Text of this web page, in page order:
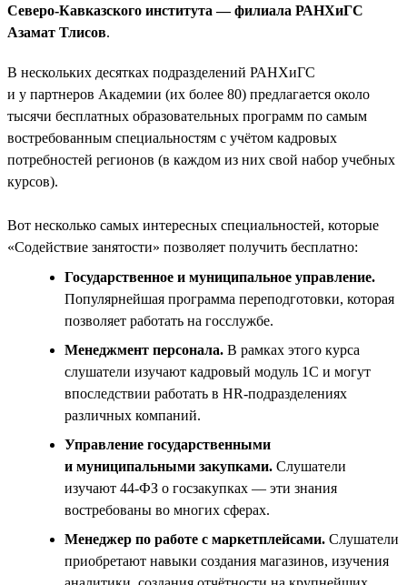
Северо-Кавказского института — филиала РАНХиГС
Азамат Тлисов.
В нескольких десятках подразделений РАНХиГС
и у партнеров Академии (их более 80) предлагается около
тысячи бесплатных образовательных программ по самым
востребованным специальностям с учётом кадровых
потребностей регионов (в каждом из них свой набор учебных
курсов).
Вот несколько самых интересных специальностей, которые
«Содействие занятости» позволяет получить бесплатно:
Государственное и муниципальное управление.
Популярнейшая программа переподготовки, которая
позволяет работать на госслужбе.
Менеджмент персонала. В рамках этого курса
слушатели изучают кадровый модуль 1С и могут
впоследствии работать в HR-подразделениях
различных компаний.
Управление государственными
и муниципальными закупками. Слушатели
изучают 44-ФЗ о госзакупках — эти знания
востребованы во многих сферах.
Менеджер по работе с маркетплейсами. Слушатели
приобретают навыки создания магазинов, изучения